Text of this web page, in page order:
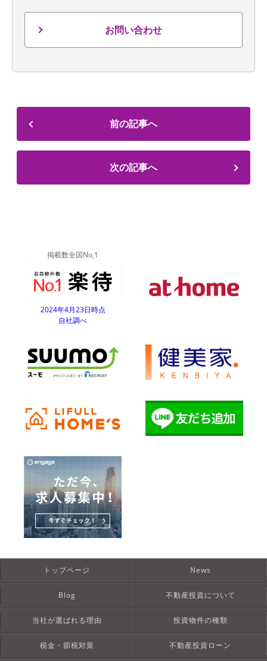
お問い合わせ
前の記事へ
次の記事へ
掲載数全国No,1
2024年4月23日時点
自社調べ
トップページ News
Blog 不動産投資について
当社が選ばれる理由 投資物件の種類
税金・節税対策 不動産投資ローン